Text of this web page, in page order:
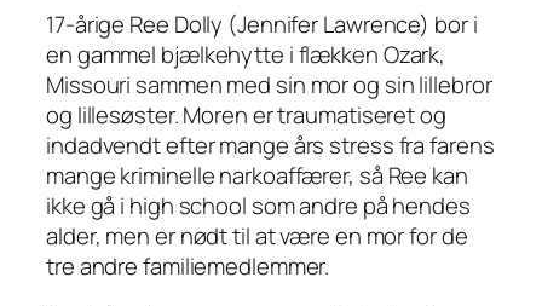
17-årige Ree Dolly (Jennifer Lawrence) bor i
en gammel bjælkehytte i flækken Ozark,
Missouri sammen med sin mor og sin lillebror
og lillesøster. Moren er traumatiseret og
indadvendt efter mange års stress fra farens
mange kriminelle narkoaffærer, så Ree kan
ikke gå i high school som andre på hendes
alder, men er nødt til at være en mor for de
tre andre familiemedlemmer.